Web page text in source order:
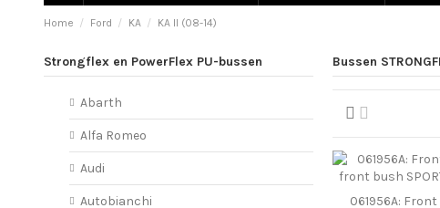
Home Ford KA KA II (08-14)
Bussen
061956A:
Strongflex en PowerFlex PU-bussen
Abarth
Alfa Romeo
Audi
Autobianchi